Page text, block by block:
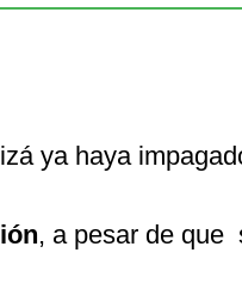
ya haya
, a pesar de que